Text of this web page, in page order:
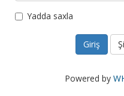
Yadda saxla
Powered by